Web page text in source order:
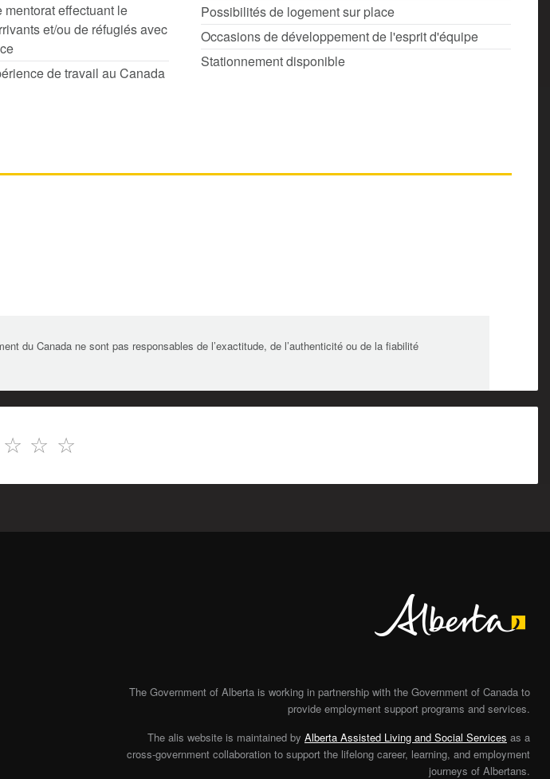
Possibilités de logement sur place
Occasions de développement de l'esprit d'équipe
Stationnement disponible
effectuant le
et/ou de réfugiés avec
de travail au Canada
du Canada ne sont pas responsables de l’exactitude, de l’authenticité ou de la fiabilité
☆
☆
☆
The Government of Alberta is working in partnership with the Government of Canada to
provide employment support programs and services.
The alis website is maintained by Alberta Assisted Living and Social Services as a
cross-government collaboration to support the lifelong career, learning, and employment
journeys of Albertans.